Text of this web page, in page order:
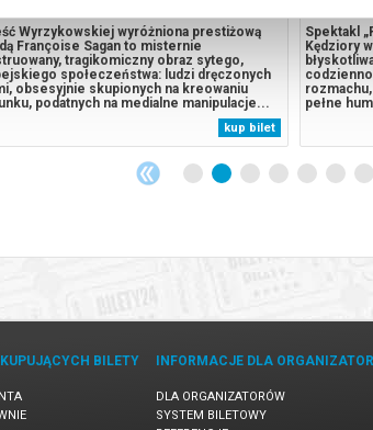
Wyrzykowskiej wyróżniona prestiżową
Françoise Sagan to misternie
tragikomiczny obraz sytego,
społeczeństwa: ludzi dręczonych
obsesyjnie skupionych na kreowaniu
podatnych na medialne manipulacje...
rok 2014. Zamożna rodzina: matka i troje
już, dzieci. Niezachwiany rytm
wyznaczany przez kolejne
kup bilet
Spektakl
Kędziory
pełne
scenę
jak...
BILETY INFORMACJE DLA
DLA ORGANIZATORÓW
SYSTEM BILETOWY